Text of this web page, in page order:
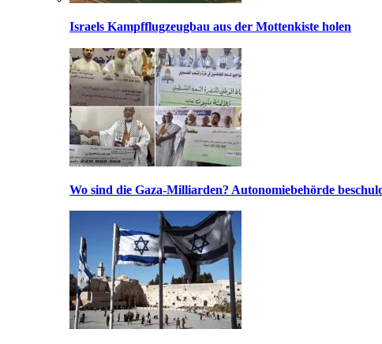
Israels Kampfflugzeugbau aus der Mottenkiste holen
Wo sind die Gaza-Milliarden? Autonomiebehörde